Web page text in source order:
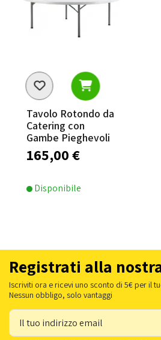
Tavolo Rotondo da
Catering con
Gambe Pieghevoli
D.150xH.74 cm
165,00 €
Disponibile
Registrati alla
Iscriviti ora e ricevi uno sconto di 5€ per il
Nessun obbligo, solo vantaggi